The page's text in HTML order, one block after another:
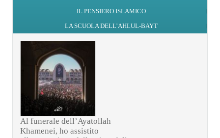
IL PENSIERO ISLAMICO
LA SCUOLA DELL’AHLUL-BAYT
Al funerale dell’Ayatollah
Khamenei, ho assistito